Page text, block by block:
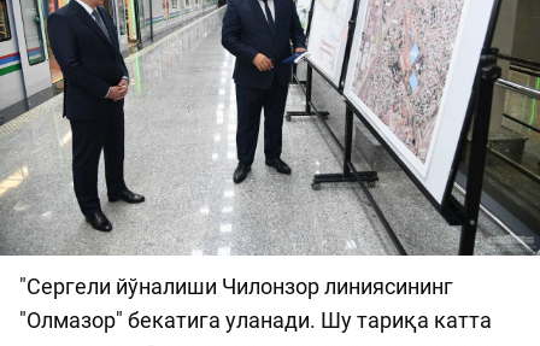
"Сергели йўналиши Чилонзор линиясининг
"Олмазор" бекатига уланади. Шу тариқа катта